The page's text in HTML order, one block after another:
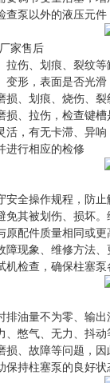
泵以外的液压元
家售后
伤、划痕、裂纹
形，表面是否光
、划痕、烧伤、
、拉伤，检查键
，有无卡滞、异
进行相应的检修
全操作规程，防止
其被划伤、损坏
配件质量相同或
现象、维修方法
检查，确保柱塞
排油量不为零、输
、憋气、无力、抖动
损、故障等问题，
持柱塞泵的良好状